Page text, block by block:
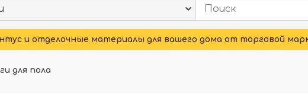
и отделочные материалы для вашего дома от торговой
для пола